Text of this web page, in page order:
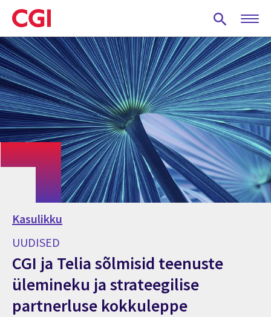
Skip
to
main
content
Kasulikku
UUDISED
CGI ja Telia sõlmisid teenuste
ülemineku ja strateegilise
partnerluse kokkuleppe